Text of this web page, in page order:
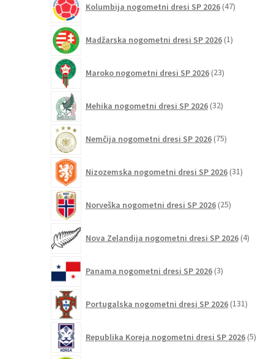
Kolumbija nogometni dresi SP 2026 47izdelkov
Madžarska nogometni dresi SP 2026 1izdelek
Maroko nogometni dresi SP 2026 23izdelkov
Mehika nogometni dresi SP 2026 32izdelkov
Nemčija nogometni dresi SP 2026 75izdelkov
Nizozemska nogometni dresi SP 2026 31izdelkov
Norveška nogometni dresi SP 2026 25izdelkov
Nova Zelandija nogometni dresi SP 2026 4izdelki
Panama nogometni dresi SP 2026 3izdelki
Portugalska nogometni dresi SP 2026 131
Republika Koreja nogometni dresi SP 2026 5